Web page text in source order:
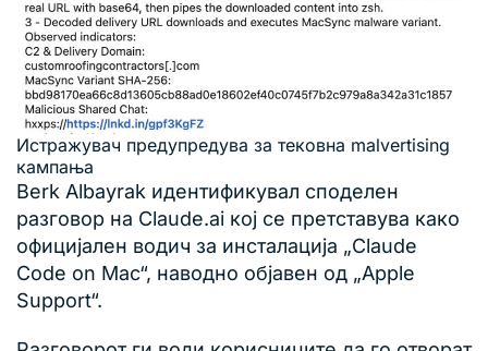
Истражувач предупредува за тековна malvertising
кампања
Berk Albayrak идентификувал споделен
разговор на Claude.ai кој се претставува како
официјален водич за инсталација „Claude
Code on Mac“, наводно објавен од „Apple
Support“.